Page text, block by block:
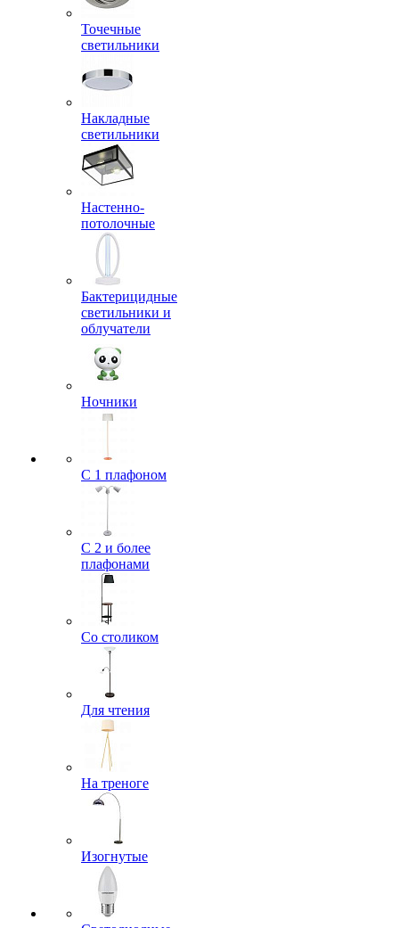
Точечные
светильники
Накладные
светильники
Настенно-
потолочные
Бактерицидные
светильники и
облучатели
Ночники
С 1 плафоном
С 2 и более
плафонами
Со столиком
Для чтения
На треноге
Изогнутые